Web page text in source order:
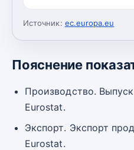
Источник: ec.europa.eu
Пояснение
Производство.
Eurostat.
Экспорт. Экспорт
Eurostat.